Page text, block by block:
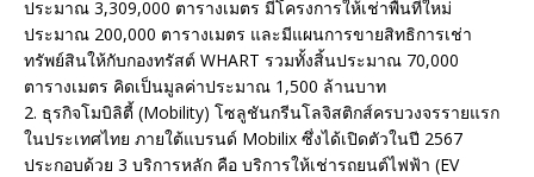
ประมาณ 3,309,000 ตารางเมตร มีโครงการให้เช่าพื้นที่ใหม่
ประมาณ 200,000 ตารางเมตร และมีแผนการขายสิทธิการเช่า
ทรัพย์สินให้กับกองทรัสต์ WHART รวมทั้งสิ้นประมาณ 70,000
ตารางเมตร คิดเป็นมูลค่าประมาณ 1,500 ล้านบาท
2. ธุรกิจโมบิลิตี้ (Mobility) โซลูชันกรีนโลจิสติกส์ครบวงจรรายแรก
ในประเทศไทย ภายใต้แบรนด์ Mobilix ซึ่งได้เปิดตัวในปี 2567
ประกอบด้วย 3 บริการหลัก คือ บริการให้เช่ารถยนต์ไฟฟ้า (EV